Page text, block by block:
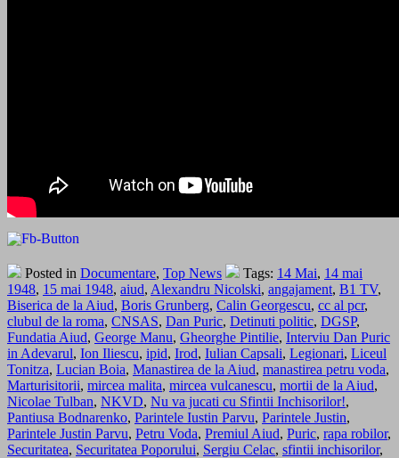
Posted in Documentare, Top News Tags: 14 Mai, 14 mai
1948, 15 mai 1948, aiud, Alexandru Nicolski, angajament, B1 TV,
Biserica de la Aiud, Boris Grunberg, Calin Georgescu, cc al pcr,
clubul de la roma, CNSAS, Dan Puric, Detinuti politic, DGSP,
Fundatia Aiud, George Manu, Gheorghe Pintilie, Interviu Dan Puric
in Adevarul, Ion Iliescu, ipid, Irod, Iulian Capsali, Legionari, Liceul
Tonitza, Lucian Boia, Manastirea de la Aiud, manastirea petru voda,
Marturisitorii, mircea malita, mircea vulcanescu, mortii de la Aiud,
Nicolae Tulban, NKVD, Nu va jucati cu Sfintii Inchisorilor!,
Pantiusa Bodnarenko, Parintele Iustin Parvu, Parintele Justin,
Parintele Justin Parvu, Petru Voda, Premiul Aiud, Puric, rapa robilor,
Securitatea, Securitatea Poporului, Sergiu Celac, sfintii inchisorilor,